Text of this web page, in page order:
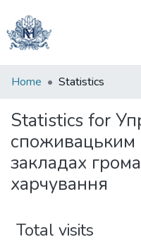
Communities
Collections
All of DSpace
Home Statistics
Statistics for
споживацьким
закладах
харчування
Total visits